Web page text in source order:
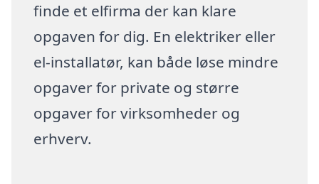
finde et elfirma der kan klare
opgaven for dig. En elektriker eller
el-installatør, kan både løse mindre
opgaver for private og større
opgaver for virksomheder og
erhverv.